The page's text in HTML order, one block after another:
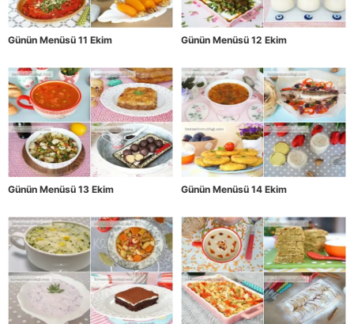
Günün Menüsü 11 Ekim Günün Menüsü 12 Ekim
Günün Menüsü 13 Ekim Günün Menüsü 14 Ekim